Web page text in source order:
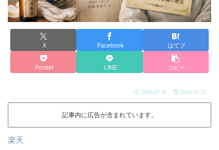
X Facebook はてブ
Pocket LINE コピー
2026.07.06 2026.07.27
記事内に広告が含まれています。
楽天